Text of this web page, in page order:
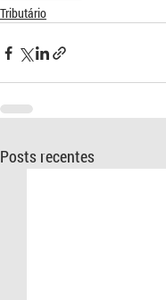
Tributário
Posts recentes